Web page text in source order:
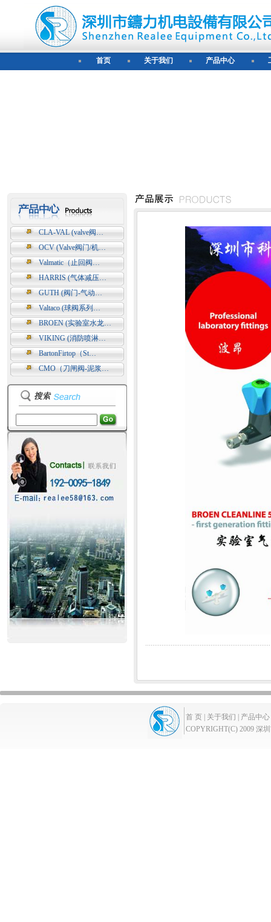
首页 关于我们 产品中心
CLA-VAL (valve阀…
OCV (Valve阀门/机…
Valmatic（止回阀…
HARRIS (气体减压…
GUTH (阀门-气动…
Valtaco (球阀系列…
BROEN (实验室水龙…
VIKING (消防喷淋…
BartonFirtop（St…
CMO（刀闸阀-泥浆…
首 页 | 关于我们 |
产品中心
COPYRIGHT(C) 2009 深